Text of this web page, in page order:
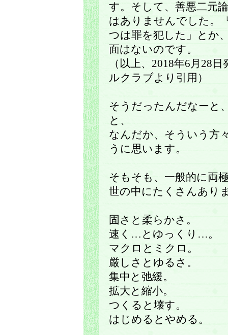
す。そして、善悪二元
はありませんでした。
つは罪を犯した」とか
面はないのです。
（以上、2018年6月28
ルクラブより引用）
そうだったんだなーと
と、
なんだか、そういう方
うに思います。
そもそも、一般的に両
世の中にたくさんあり
固さと柔らかさ。
速く…とゆっくり…。
マクロとミクロ。
厳しさとゆるさ。
集中と弛緩。
拡大と縮小。
つくると壊す。
はじめるとやめる。